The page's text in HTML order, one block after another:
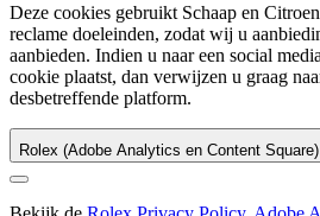
Deze cookies gebruikt Schaap en
reclame doeleinden, zodat wij u
aanbieden. Indien u naar een social
cookie plaatst, dan verwijzen u graag
desbetreffende platform.
Rolex (Adobe Analytics en Content Square)